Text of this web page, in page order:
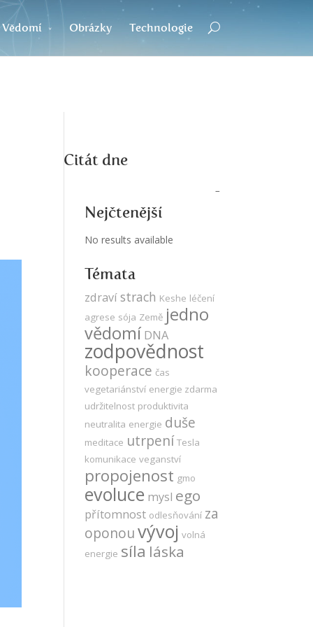
Vědomí Obrázky Technologie
Citát dne
Nejčtenější
No results available
Témata
zdravístrach Keshe léčení
agrese sója Země jedno
vědomí DNA
zodpovědnost
kooperace čas
vegetariánství energie zdarma
udržitelnost produktivita
neutralita energie duše
meditace utrpení Tesla
komunikace veganství
propojenost gmo
evoluce mysl ego
přítomnost odlesňování za
oponouvývoj volná
energie síla láska